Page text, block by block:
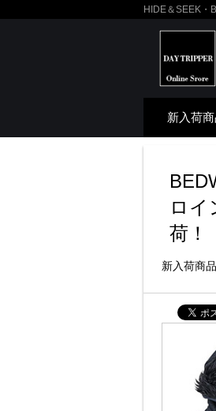
HIDE＆SEEK・
新入荷
ロイ
荷！
新入荷商